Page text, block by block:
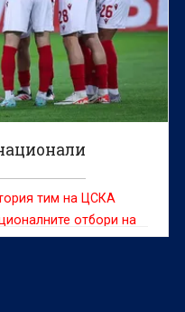
тим на ЦСКА
отбори на
от международния